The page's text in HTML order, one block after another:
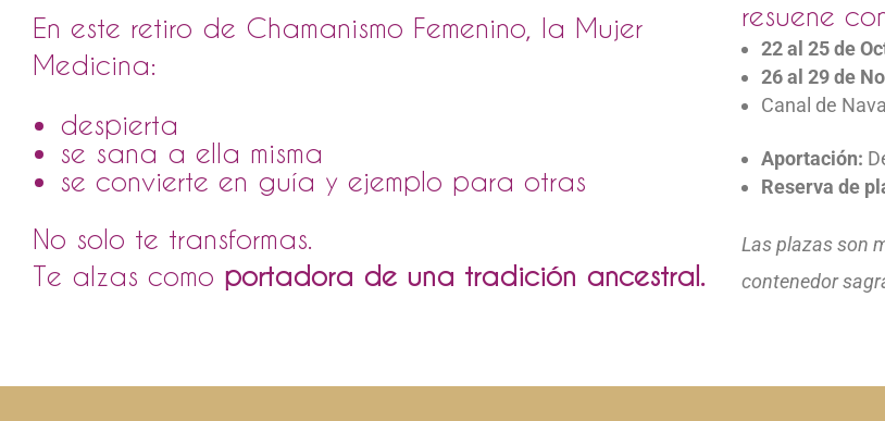
En este retiro de Chamanismo Femenino, la Mujer
Medicina:
despierta
se sana a ella misma
se convierte en guía y ejemplo para otras
No solo te transformas.
Te alzas como portadora de una tradición ancestral.
resuene
22 al 25 de
26 al 29 de
Canal de
Aportación:
Reserva de
Las plazas son
contenedor